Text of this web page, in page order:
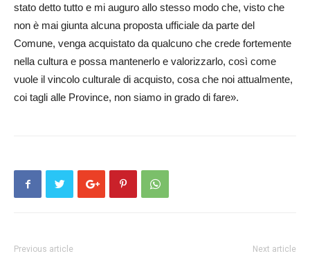
stato detto tutto e mi auguro allo stesso modo che, visto che
non è mai giunta alcuna proposta ufficiale da parte del
Comune, venga acquistato da qualcuno che crede fortemente
nella cultura e possa mantenerlo e valorizzarlo, così come
vuole il vincolo culturale di acquisto, cosa che noi attualmente,
coi tagli alle Province, non siamo in grado di fare».
Previous article Next article